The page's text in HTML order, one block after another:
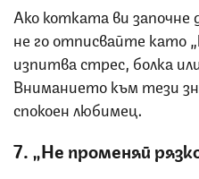
Ако котката ви започне
не го отписвайте като
изпитва стрес, болка
Вниманието към тези
спокоен любимец.
7. „Не променяй